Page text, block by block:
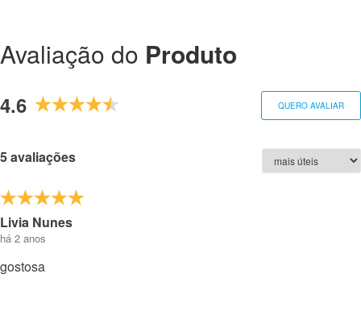
Avaliação do Produto
4.6 QUERO AVALIAR
5 avaliações
Livia Nunes
há 2 anos
gostosa